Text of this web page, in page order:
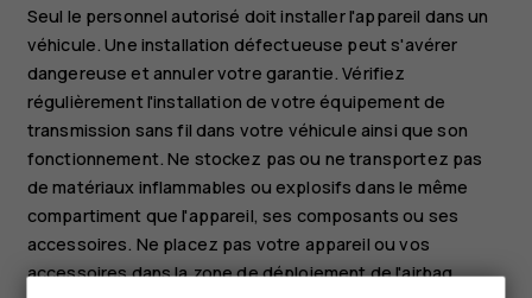
Seul le personnel autorisé doit installer l'appareil dans un
véhicule. Une installation défectueuse peut s'avérer
dangereuse et annuler votre garantie. Vérifiez
régulièrement l'installation de votre équipement de
transmission sans fil dans votre véhicule ainsi que son
fonctionnement. Ne stockez pas ou ne transportez pas
de matériaux inflammables ou explosifs dans le même
compartiment que l'appareil, ses composants ou ses
accessoires. Ne placez pas votre appareil ou vos
accessoires dans la zone de déploiement de l'airbag.